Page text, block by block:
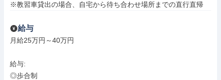
※教習車貸出の場合、自宅から待ち合わせ場所までの直行直帰
給与
月給25万円～40万円
給与:
◎歩合制